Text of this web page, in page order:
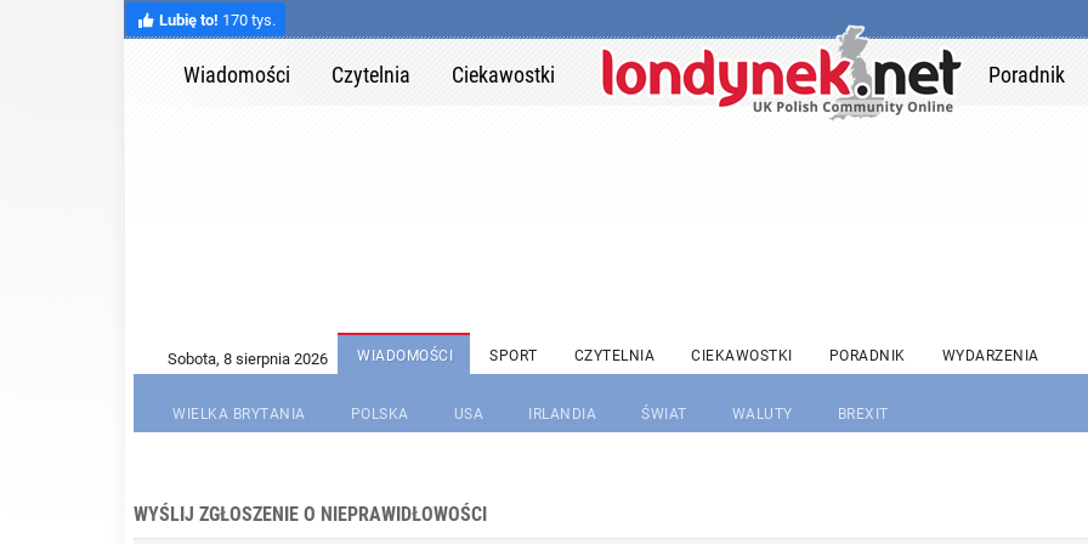
Lubię to! 170 tys.
Wiadomości Czytelnia Ciekawostki Poradnik
WIADOMOŚCI SPORT CZYTELNIA CIEKAWOSTKI PORADNIK WYDARZENIA
WIELKA BRYTANIA POLSKA USA IRLANDIA ŚWIAT WALUTY BREXIT
WYŚLIJ ZGŁOSZENIE O NIEPRAWIDŁOWOŚCI